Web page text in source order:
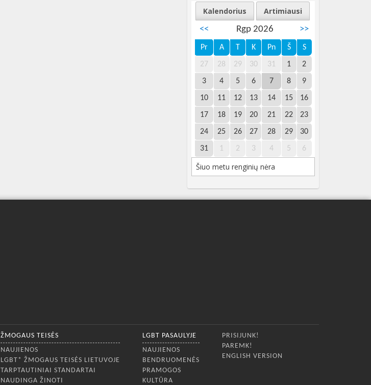
Kalendorius
Artimiausi
<<
Rgp 2026 >>
Pr A T K Pn Š S
27 28 29 30 31 1 2
3 4 5 6 7 8 9
10 11 12 13 14 15 16
17 18 19 20 21 22 23
24 25 26 27 28 29 30
31 1 2 3 4 5 6
Šiuo metu renginių nėra
ŽMOGAUS TEISĖS
NAUJIENOS
LGBT* ŽMOGAUS TEISĖS LIETUVOJE
TARPTAUTINIAI STANDARTAI
NAUDINGA ŽINOTI
LGBT PASAULYJE
NAUJIENOS
BENDRUOMENĖS
PRAMOGOS
KULTŪRA
PRISIJUNK!
PAREMK!
ENGLISH VERSION